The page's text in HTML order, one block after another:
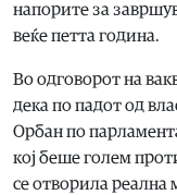
напорите за
веќе петта година.
Во одговорот на
дека по падот од
Орбан по
кој беше голем
се отворила реална